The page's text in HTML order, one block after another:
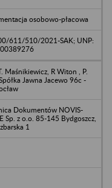
osobowo-płacowa
611/510/2021-SAK; UNP:
Maśnikiewicz, R Witon , P.
Jawna Jacewo 96c -
Dokumentów NOVIS-
Sp. z o.o. 85-145 Bydgoszcz,
1